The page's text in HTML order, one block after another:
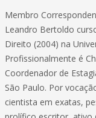
Membro
Leandro Bertoldo
Direito (2004) na
Profissionalmente é
Coordenador de
São Paulo. Por
cientista em exatas,